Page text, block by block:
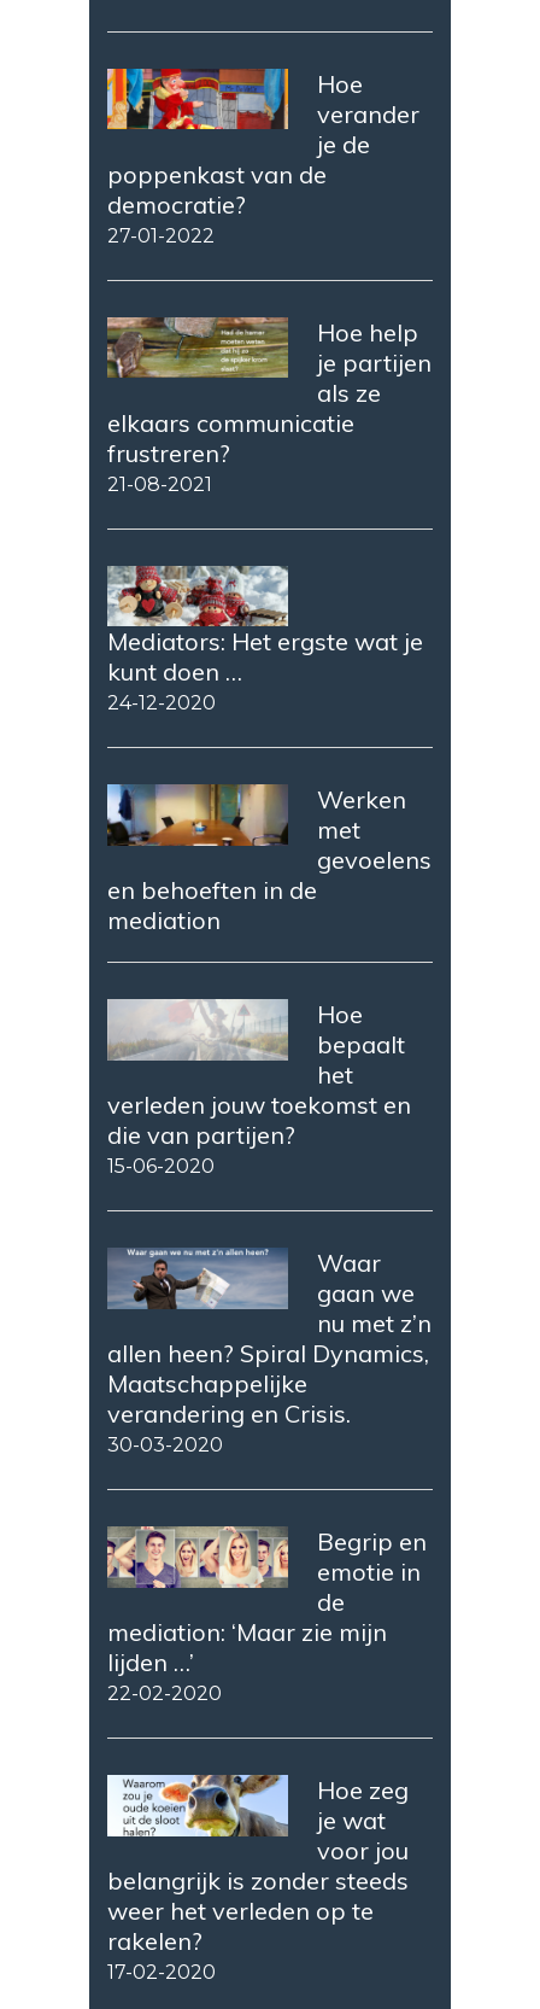
Hoe
verander
je de
poppenkast van de
democratie?
27-01-2022
Hoe help
je partijen
als ze
elkaars communicatie
frustreren?
21-08-2021
Mediators: Het ergste wat je
kunt doen …
24-12-2020
Werken
met
gevoelens
en behoeften in de
mediation
Hoe
bepaalt
het
verleden jouw toekomst en
die van partijen?
15-06-2020
Waar
gaan we
nu met z’n
allen heen? Spiral Dynamics,
Maatschappelijke
verandering en Crisis.
30-03-2020
Begrip en
emotie in
de
mediation: ‘Maar zie mijn
lijden …’
22-02-2020
Hoe zeg
je wat
voor jou
belangrijk is zonder steeds
weer het verleden op te
rakelen?
17-02-2020